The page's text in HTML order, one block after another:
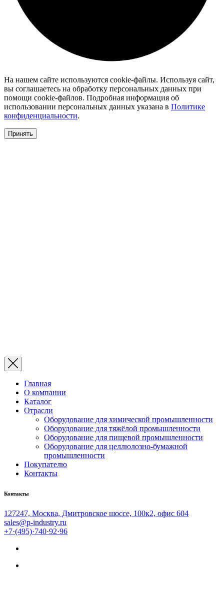
На нашем сайте используются cookie-файлы. Используя сайт,
вы соглашаетесь на обработку персональных данных при
помощи cookie-файлов. Подробная информация об
использовании персональных данных указана в Политике
конфиденциальности.
Принять
Главная
О компании
Каталог
Отрасли
Оборудование для химической промышленности
Оборудование для тяжёлой промышленности
Оборудование для пищевой промышленности
Оборудование для целлюлозно-бумажной
промышленности
Покупателю
Контакты
Контакты
127247, Москва, Дмитровское шоссе, 100к2, офис 604
sales@p-industry.ru
+7·(495)·740·92·96